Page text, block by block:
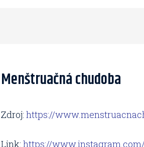
Menštruačná chudoba
Zdroj: https://
Link: https://